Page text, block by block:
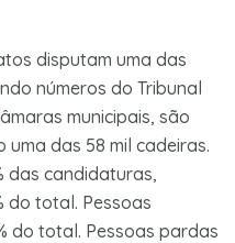
disputam uma das
números do Tribunal
municipais, são
das 58 mil cadeiras.
das candidaturas,
do total. Pessoas
do total. Pessoas pardas